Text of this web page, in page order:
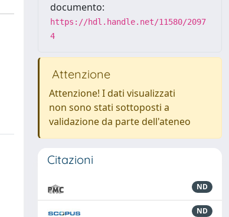
documento:
https://hdl.handle.net/11580/2097
4
Attenzione
Attenzione! I dati visualizzati
non sono stati sottoposti a
validazione da parte dell'ateneo
Citazioni
ND
ND